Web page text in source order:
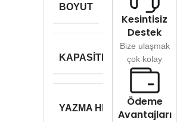
BOYUT m.2
KAPASITE 1 Tb
YAZMA HIZI 2100MB/s
Kesintisiz
Destek
Bize ulaşmak
çok kolay
Ödeme
Avantajları